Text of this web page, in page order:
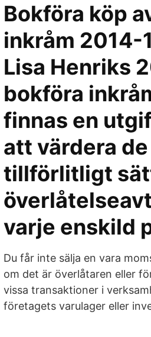
Bokföra köp
inkråm
Lisa Henriks
bokföra
finnas en
att värdera
tillförlitligt
varje enskild
Du får inte sälja en vara
om det är överlåtaren eller
vissa transaktioner i
företagets varulager eller